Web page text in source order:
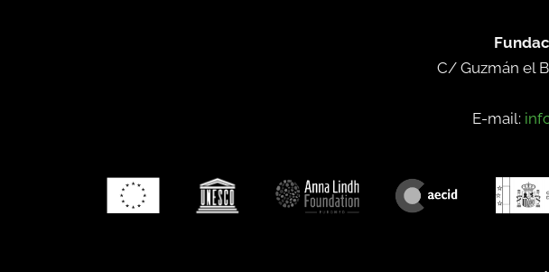
C/ Guzmán el
E-mail: